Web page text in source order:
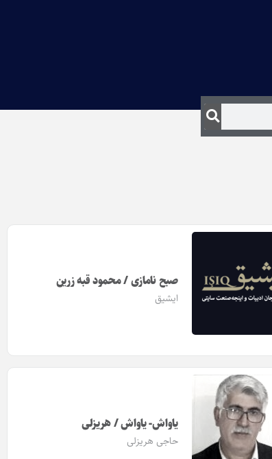
صبح نامازی / محمود قبه زرین
ایشیق
یاواش- یاواش / هریزلی
حاجی هریزلی